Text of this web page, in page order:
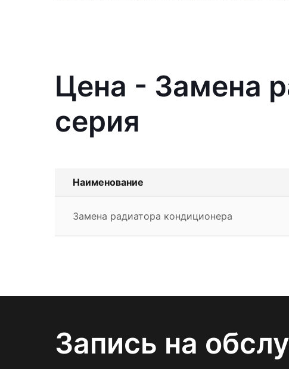
Цена - Замена
серия
Наименование
Замена радиатора кондиционера
Запись на